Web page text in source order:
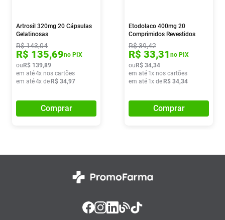
Artrosil 320mg 20 Cápsulas
Gelatinosas
R$143,04
R$ 135,69no PIX
ou R$ 139,89
em até4x nos cartões
em até4x de R$ 34,97
Comprar
Etodolaco 400mg 20
Comprimidos Revestidos
Germed
R$39,42
R$ 33,31 no PIX
ou R$ 34,34
em até 1x nos cartões
em até 1x de R$ 34,34
Comprar